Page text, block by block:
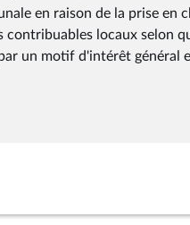
en raison de la prise en
locaux selon
un motif d'intérêt général